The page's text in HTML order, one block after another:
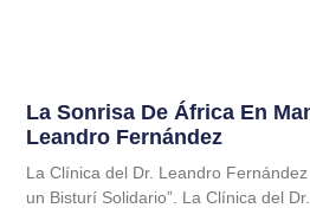
La Sonrisa De África En
Leandro Fernández
La Clínica del Dr. Leandro Fernández
un Bisturí Solidario”. La Clínica del